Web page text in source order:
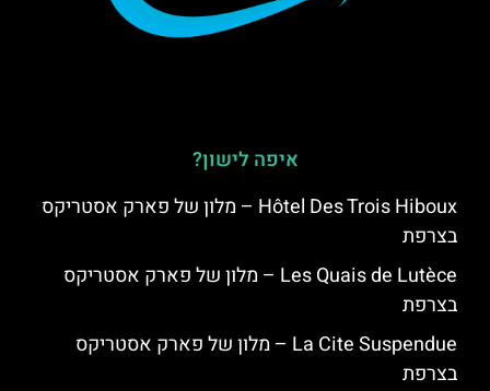
איפה לישון?
Hôtel Des Trois Hiboux – מלון של פארק אסטריקס
בצרפת
Les Quais de Lutèce – מלון של פארק אסטריקס
בצרפת
La Cite Suspendue – מלון של פארק אסטריקס
בצרפת